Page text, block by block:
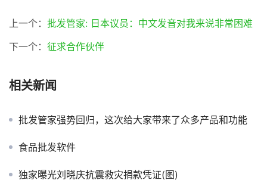
上一个： 批发管家: 日本议员：中文发音对我来说非常困难
下一个： 征求合作伙伴
相关新闻
批发管家强势回归，这次给大家带来了众多产品和功能
食品批发软件
独家曝光刘晓庆抗震救灾捐款凭证(图)